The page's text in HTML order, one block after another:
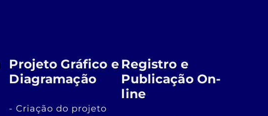
Projeto Gráfico e
Diagramação
- Criação do projeto
Registro e
Publicação On-
line